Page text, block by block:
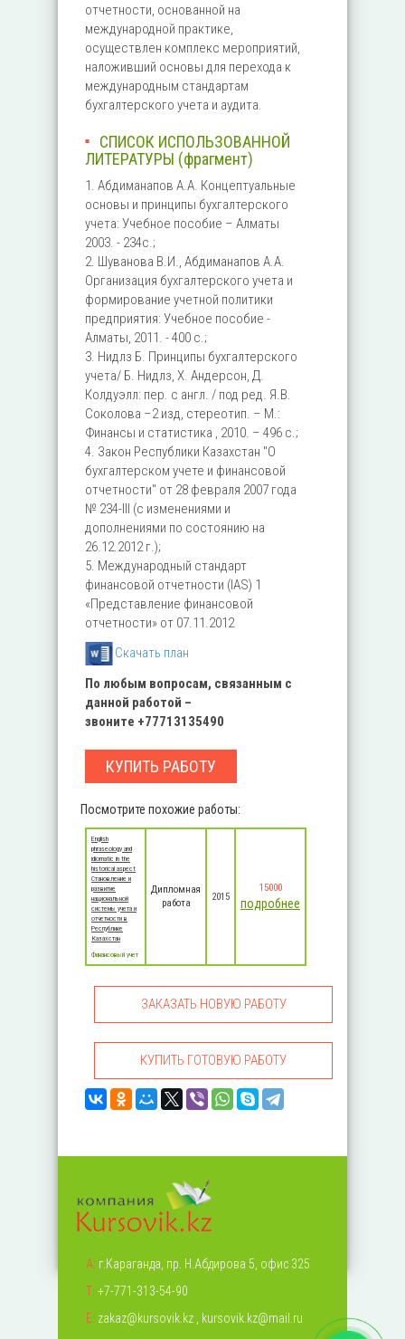
отчетности, основанной на
международной практике,
осуществлен комплекс мероприятий,
наложивший основы для перехода к
международным стандартам
бухгалтерского учета и аудита.
СПИСОК ИСПОЛЬЗОВАННОЙ
ЛИТЕРАТУРЫ (фрагмент)
1. Абдиманапов А.А. Концептуальные
основы и принципы бухгалтерского
учета: Учебное пособие – Алматы
2003. - 234с.;
2. Шуванова В.И., Абдиманапов А.А.
Организация бухгалтерского учета и
формирование учетной политики
предприятия: Учебное пособие -
Алматы, 2011. - 400 с.;
3. Нидлз Б. Принципы бухгалтерского
учета/ Б. Нидлз, Х. Андерсон, Д.
Колдуэлл: пер. с англ. / под ред. Я.В.
Соколова –2 изд, стереотип. – М.:
Финансы и статистика , 2010. – 496 с.;
4. Закон Республики Казахстан "О
бухгалтерском учете и финансовой
отчетности" от 28 февраля 2007 года
№ 234-III (с изменениями и
дополнениями по состоянию на
26.12.2012 г.);
5. Международный стандарт
финансовой отчетности (IAS) 1
«Представление финансовой
отчетности» от 07.11.2012
Скачать план
По любым вопросам, связанным с
данной работой –
звоните +77713135490
КУПИТЬ РАБОТУ
Посмотрите похожие работы:
English
phraseology and
idiomatic in the
historical aspect
Становление и
развитие
национальной
системы учета и
отчетности в
Республике
Казахстан
Финансовый учет
Дипломная
работа
2015
15000
подробнее
ЗАКАЗАТЬ НОВУЮ РАБОТУ
КУПИТЬ ГОТОВУЮ РАБОТУ
А: г.Караганда, пр. Н.Абдирова 5, офис 325
Т: +7-771-313-54-90
Е: zakaz@kursovik.kz kursovik.kz@mail.ru